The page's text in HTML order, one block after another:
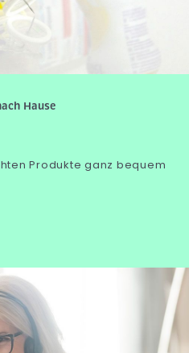
Hause
Produkte ganz bequem